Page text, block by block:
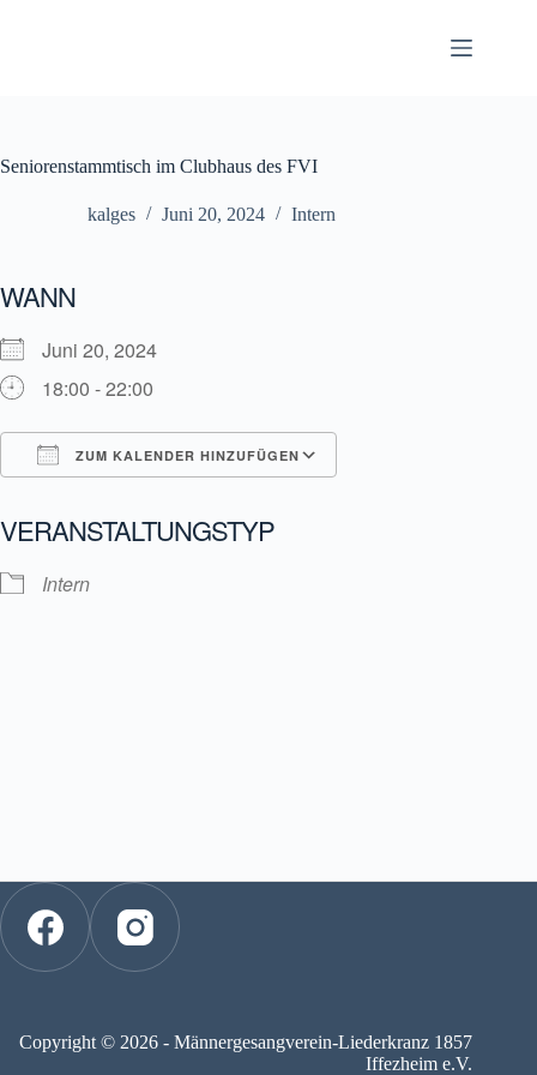
Seniorenstammtisch im Clubhaus des FVI
kalges Juni 20, 2024 Intern
WANN
Juni 20, 2024
18:00 - 22:00
ZUM KALENDER HINZUFÜGEN
VERANSTALTUNGSTYP
Intern
Copyright © 2026 - Männergesangverein-Liederkranz 1857
Iffezheim e.V.